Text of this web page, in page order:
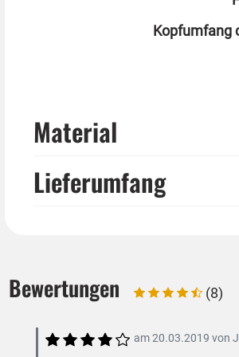
Alternativ haben wir für kleine
Kopfumfang
Material
Lieferumfang
Bewertungen (8)
am20.03.2019 von